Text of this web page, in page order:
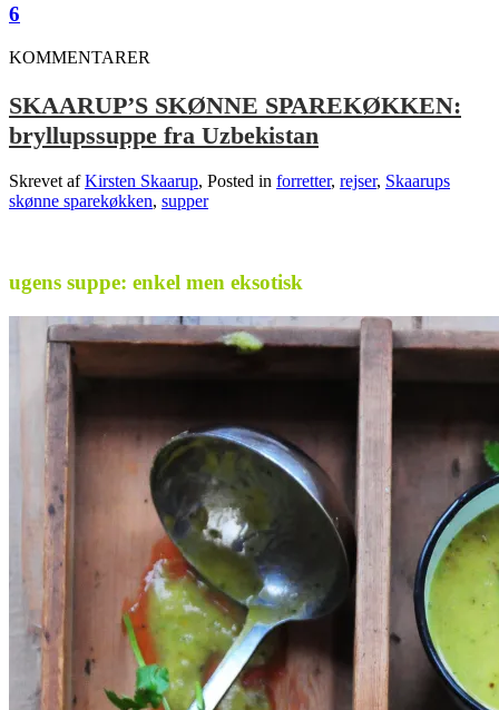
6
KOMMENTARER
SKAARUP’S SKØNNE SPAREKØKKEN:
bryllupssuppe fra Uzbekistan
Skrevet afKirsten Skaarup, Posted in forretter, rejser, Skaarups
skønne sparekøkken, supper
ugens suppe: enkel men eksotisk